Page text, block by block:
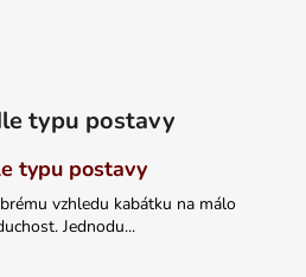
typu postavy
typu postavy
vzhledu kabátku na málo
Jednodu...